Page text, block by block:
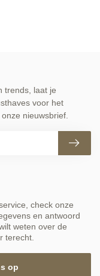
check onze
en antwoord
weten over de
terecht.
op
trends, laat je
voor het
nieuwsbrief.